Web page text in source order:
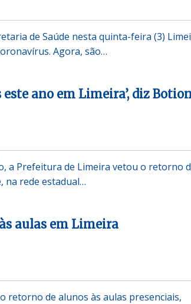
de Saúde nesta quinta-feira (3)
Agora, são…
ano em Limeira’, diz
a Prefeitura de Limeira vetou o retorno
na rede estadual…
aulas em Limeira
retorno de alunos às aulas presenciais,